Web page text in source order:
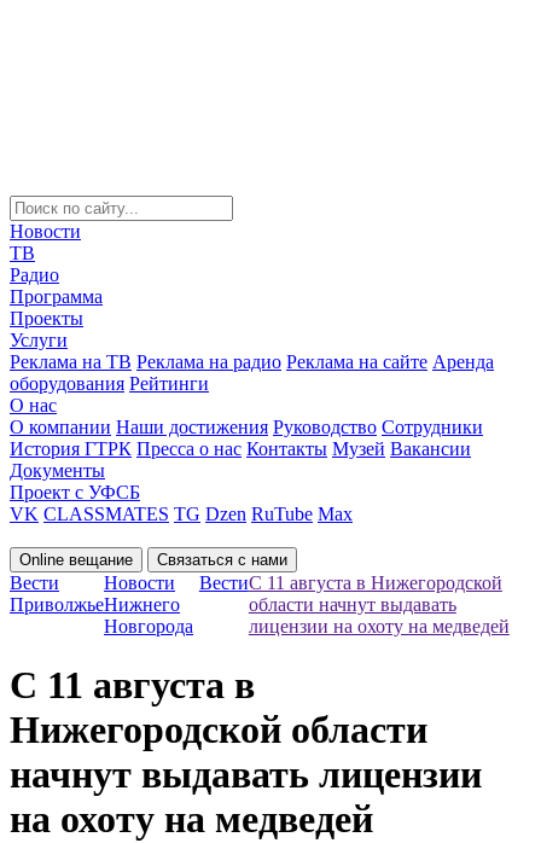
Новости
ТВ
Радио
Программа
Проекты
Услуги
Реклама на ТВ Реклама на радио Реклама на сайте Аренда
оборудования Рейтинги
О нас
О компании Наши достижения Руководство Сотрудники
История ГТРК Пресса о нас Контакты Музей Вакансии
Документы
Проект с УФСБ
VK CLASSMATES TG Dzen RuTube Max
Online вещание Связаться с нами
Вести
Приволжье
Новости
Нижнего
Новгорода
ВестиС 11 августа в Нижегородской
области начнут выдавать
лицензии на охоту на медведей
С 11 августа в
Нижегородской области
начнут выдавать лицензии
на охоту на медведей